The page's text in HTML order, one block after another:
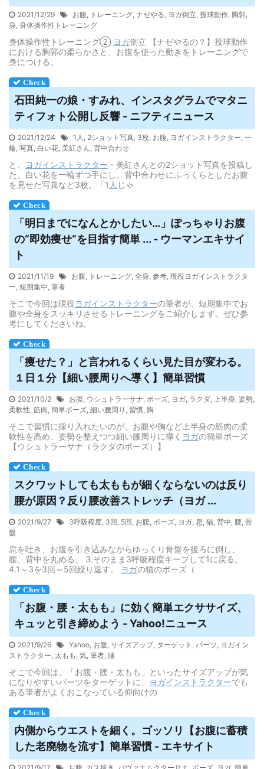
2021/12/29 お腹, トレーニング, ナゼやる, ヨガ倒立, 投球動作, 胸郭,
身, 身体操作性トレーニング
身体操作性トレーニング② ヨガ倒立 【ナゼやるの？】投球動作
における胸郭の柔らかさと、お腹を使った動きをトレーニングで
身につける。
石田純一の娘・すみれ、インスタグラムでマタニ
ティフォト公開し反響 - ニフティニュース
2021/12/24 1人 , 2ショット写真, 3枚, お腹, ヨガインストラクター, 一
輪, 写真, 白い花, 美紅さん, 背中合わせ
と、 ヨガインストラクター ・美紅さんとの2ショット写真を投稿し
た。白い花を一輪ずつ手にし、背中合わせにふっくらとしたお腹
を見せた写真など3枚。「1 人 じゃ
「明日までになんとかしたい…」ぽっちゃりお腹
の“即効痩せ“を目指す簡単 ... - ウーマンエキサイ
ト
2021/11/19 お腹, トレーニング, 全身, 参考, 現役ヨガインストラクタ
ー, 短期集中, 筆者
そこで今回は現役ヨガインストラクターの筆者が、短期集中でお
腹や全身をスッキリさせるトレーニングをご紹介します。ぜひ参
考にしてくださいね。
「痩せた？」と言われるくらい見た目が変わる。
１日１分【細い腰周りへ導く】簡単習慣
2021/10/2 お腹, ウシュトラーサナ, ポーズ, ヨガ, ラクダ, 上半身, 姿勢,
柔軟性, 筋肉, 簡単ポーズ, 細い腰周り , 習慣, 胸
そこで習慣に採り入れたいのが、お腹や胸など上半身の筋肉の柔
軟性を高め、姿勢を整えつつ細い腰周りに導く ヨガの簡単ポーズ
【ウシュトラーサナ（ラクダのポーズ）】
スクワットしても太ももが細くならないのは反り
腰が原因？反り腰改善ストレッチ（ヨガ...
2021/9/27 3呼吸程度, 3回, 5回, お腹, ポーズ, ヨガ, 息, 猫, 背中, 腰, 骨
盤
息を吐き、お腹を引き込みながらゆっくり骨盤を後ろに倒し、
腰、背中を丸める。 3.そのまま3呼吸程度キープして1に戻る。
4.1～3を3回～5回繰り返す。
ヨガの猫のポーズ（
「お腹・腰・太もも」に効く簡単エクササイズ、
キュッと引き締めよう - Yahoo!ニュース
2021/9/26 Yahoo, お腹, サイズアップ, ターゲット , パーツ, ヨガイン
ストラクター, 太もも , 気, 筆者, 腰
そこで今回は、「お腹・腰・太もも」といったサイズアップが気
になりやすいパーツをターゲットに、
ヨガインストラクターでも
ある筆者がよくおこなっている仰向けの
内側からウエストを細く。ゴッソリ【お腹に蓄積
した老廃物を流す】簡単習慣 - エキサイト